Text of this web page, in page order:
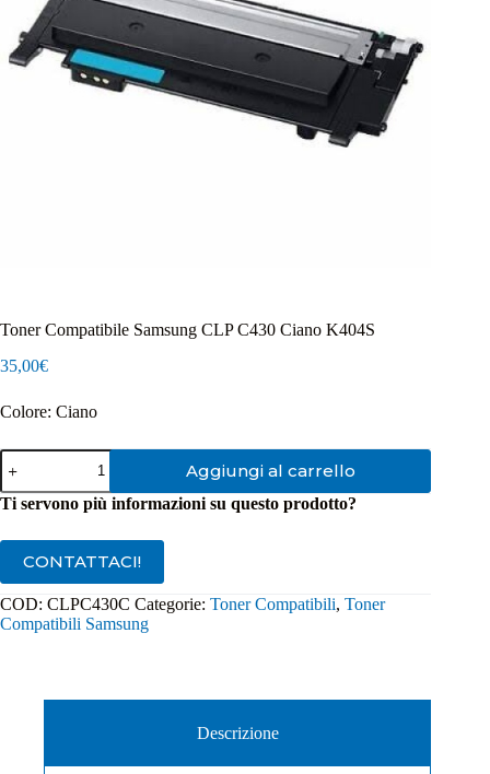
Toner Compatibile Samsung CLP C430 Ciano K404S
35,00€
Colore: Ciano
Toner
Compatibile
Samsung
CLP
K404S
quantità
Aggiungi al carrello
Ti servono più informazioni su questo prodotto?
CONTATTACI!
COD: CLPC430C Categorie: Toner Compatibili, Toner
Compatibili Samsung
Descrizione